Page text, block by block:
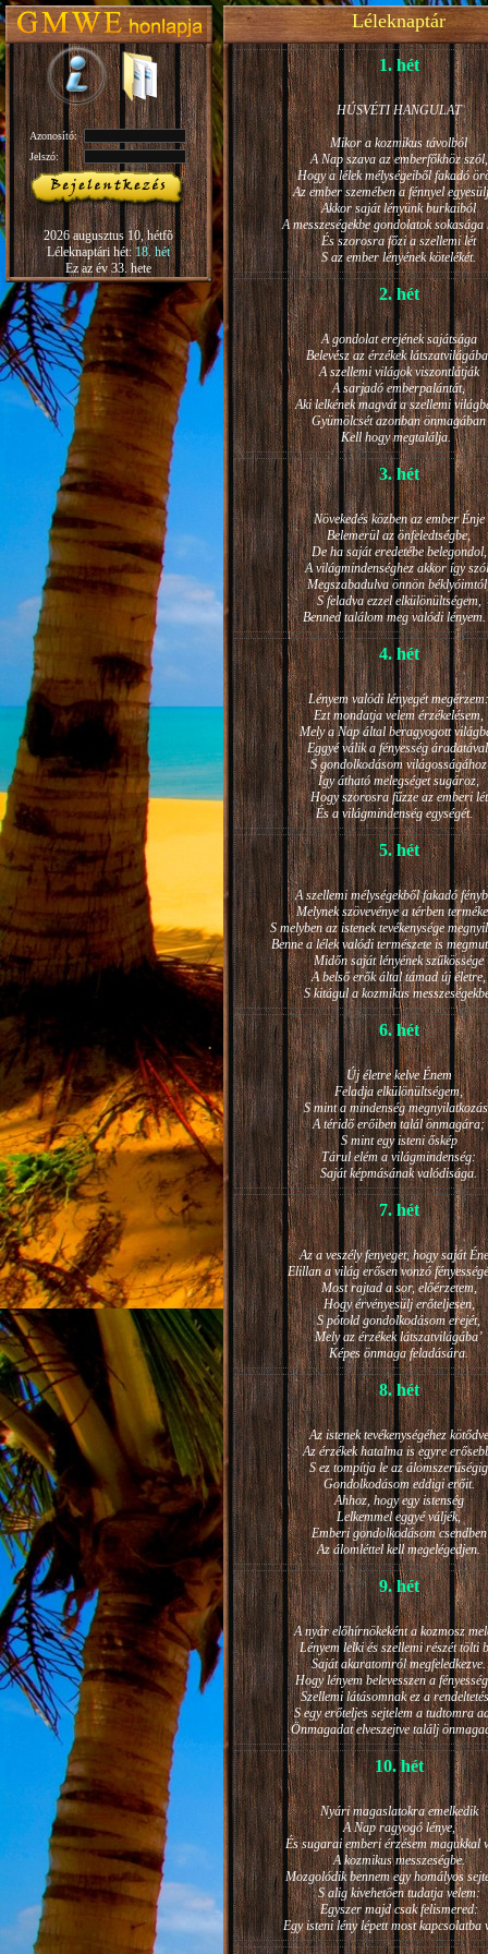
Azonosító:
Jelszó:
2026 augusztus 10, hétfõ
Léleknaptári hét:18. hét
Ez az év 33. hete
Léleknaptár
1. hét
HÚSVÉTI HANGULAT
Mikor a kozmikus távolból
A Nap szava az emberfőkhöz szól,
Hogy a lélek mélységeiből fakadó
Az ember szemében a fénnyel
Akkor saját lényünk burkaiból
A messzeségekbe gondolatok sokasága
És szorosra főzi a szellemi lét
S az ember lényének kötelékét.
2. hét
A gondolat erejének sajátsága
Belevész az érzékek
A szellemi világok viszontlátják
A sarjadó emberpalántát,
Aki lelkének magvát a szellemi
Gyümölcsét azonban önmagában
Kell hogy megtalálja.
3. hét
Növekedés közben az ember Énje
Belemerül az önfeledtségbe,
De ha saját eredetébe belegondol,
A világmindenséghez akkor így
Megszabadulva önnön
S feladva ezzel elkülönültségem,
Benned találom meg valódi
4. hét
Lényem valódi lényegét megérzem:
Ezt mondatja velem érzékelésem,
Mely a Nap által beragyogott
Eggyé válik a fényesség
S gondolkodásom világosságához
Így átható melegséget sugároz,
Hogy szorosra fűzze az emberi lét
És a világmindenség egységét.
5. hét
A szellemi mélységekből fakadó
Melynek szövevénye a térben
S melyben az istenek tevékenysége
Benne a lélek valódi természete is
Midőn saját lényének szűkössége
A belső erők által támad új életre,
S kitágul a kozmikus
6. hét
Új életre kelve Énem
Feladja elkülönültségem,
S mint a mindenség
A téridő erőiben talál önmagára;
S mint egy isteni őskép
Tárul elém a világmindenség:
Saját képmásának valódisága.
7. hét
Az a veszély fenyeget, hogy saját
Elillan a világ erősen vonzó
Most rajtad a sor, előérzetem,
Hogy érvényesülj erőteljesen,
S pótold gondolkodásom erejét,
Mely az érzékek látszatvilágába’
Képes önmaga feladására.
8. hét
Az istenek tevékenységéhez kötődve
Az érzékek hatalma is egyre
S ez tompítja le az álomszerűségig
Gondolkodásom eddigi erőit.
Ahhoz, hogy egy istenség
Lelkemmel eggyé váljék,
Emberi gondolkodásom csendben
Az álomléttel kell megelégedjen.
9. hét
A nyár előhírnökeként a kozmosz
Lényem lelki és szellemi részét tölti
Saját akaratomról megfeledkezve.
Hogy lényem belevesszen a
Szellemi látásomnak ez a
S egy erőteljes sejtelem a tudtomra
Önmagadat elveszejtve találj
10. hét
Nyári magaslatokra emelkedik
A Nap ragyogó lénye,
És sugarai emberi érzésem magukkal
A kozmikus messzeségbe.
Mozgolódik bennem egy homályos
S alig kivehetően tudatja velem:
Egyszer majd csak felismered:
Egy isteni lény lépett most kapcsolatba